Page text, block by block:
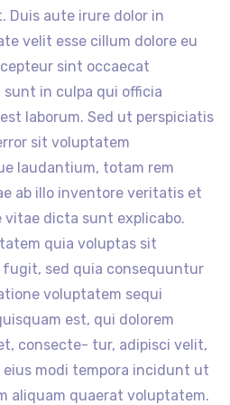
Duis aute irure dolor in
velit esse cillum dolore eu
sint occaecat
in culpa qui officia
laborum. Sed ut perspiciatis
sit voluptatem
laudantium, totam rem
ab illo inventore veritatis et
dicta sunt explicabo.
quia voluptas sit
sed quia consequuntur
voluptatem sequi
est, qui dolorem
consecte- tur, adipisci velit,
modi tempora incidunt ut
aliquam quaerat voluptatem.